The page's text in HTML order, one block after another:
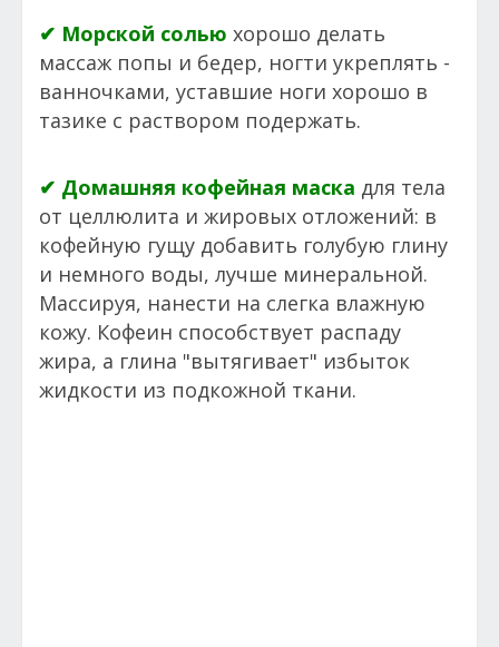
✔ Морской солью хорошо делать
массаж попы и бедер, ногти укреплять -
ванночками, уставшие ноги хорошо в
тазике с раствором подержать.
✔ Домашняя кофейная маска для тела
от целлюлита и жировых отложений: в
кофейную гущу добавить голубую глину
и немного воды, лучше минеральной.
Массируя, нанести на слегка влажную
кожу. Кофеин способствует распаду
жира, а глина "вытягивает" избыток
жидкости из подкожной ткани.